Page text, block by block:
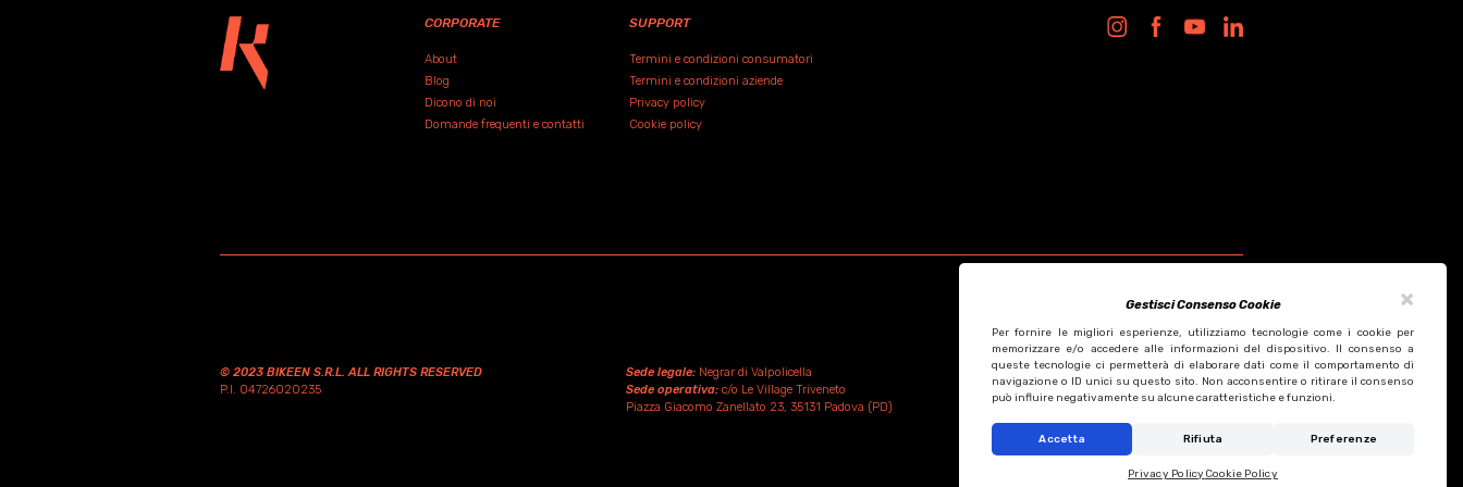
×
Gestisci Consenso Cookie
Per fornire le migliori esperienze, utilizziamo tecnologie come i cookie per
memorizzare e/o accedere alle informazioni del dispositivo. Il consenso a
queste tecnologie ci permetterà di elaborare dati come il comportamento di
navigazione o ID unici su questo sito. Non acconsentire o ritirare il consenso
può influire negativamente su alcune caratteristiche e funzioni.
Accetta Rifiuta Preferenze
Privacy PolicyCookie Policy
CORPORATE
About
Blog
Dicono di noi
Domande frequenti e contatti
SUPPORT
Termini e condizioni consumatori
Termini e condizioni aziende
Privacy policy
Cookie policy
© 2023 BIKEEN S.R.L. ALL RIGHTS RESERVED
P.I. 04726020235
Sede legale:Negrar di Valpolicella
Sede operativa:c/o Le Village Triveneto
Piazza Giacomo Zanellato 23, 35131 Padova (PD)
Design by KF ADV
Development by Italix.net